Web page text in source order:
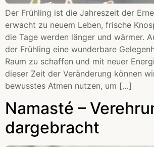
Der Frühling ist die Jahreszeit der
erwacht zu neuem Leben, frische
die Tage werden länger und wärmer.
der Frühling eine wunderbare
Raum zu schaffen und mit neuer
dieser Zeit der Veränderung können
bewusstes Atmen nutzen, um […]
Namasté –
dargebracht